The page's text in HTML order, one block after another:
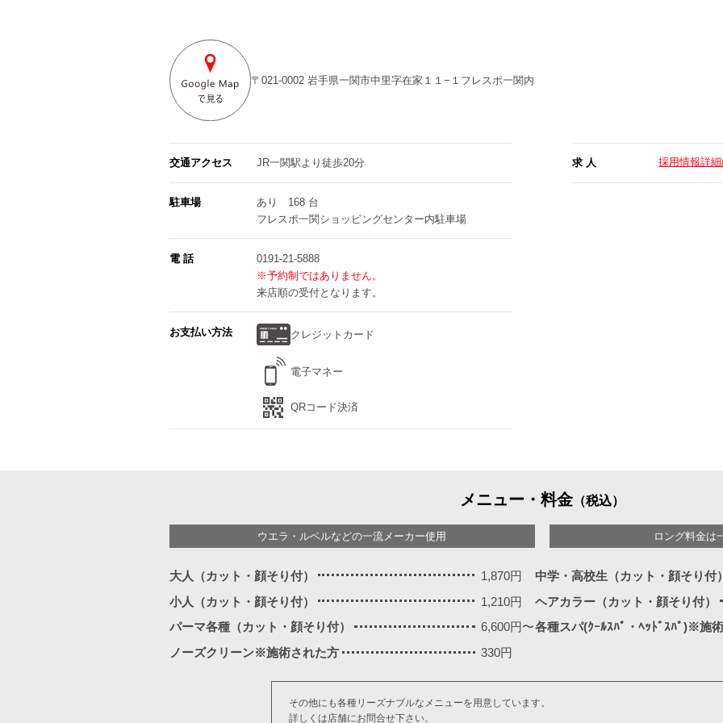
〒021-0002 岩手県一関市中里字在家１１−１フレスポ一関内
交通アクセス JR一関駅より徒歩20分
駐車場
あり 168 台
フレスポ一関ショッピングセンター内駐車場
電 話
0191-21-5888
※予約制ではありません。
来店順の受付となります。
お支払い方法 クレジットカード
電子マネー
QRコード決済
求 人 採用情報詳
メニュー・料金（税込）
ウエラ・ルベルなどの一流メーカー使用 ロング料金は
大人（カット・顔そり付） 1,870円
中学・高校生（カット・顔そり付
小人（カット・顔そり付）
1,210円
ヘアカラー（カット・顔そり付）
パーマ各種（カット・顔そり付）
6,600円〜各種スパ(ｸｰﾙｽﾊﾟ・ﾍｯﾄﾞｽﾊﾟ)※施
ノーズクリーン※施術された方
330円
その他にも各種リーズナブルなメニューを用意しています。
詳しくは店舗にお問合せ下さい。